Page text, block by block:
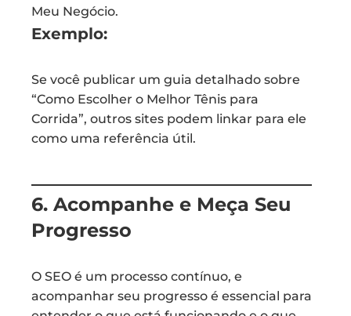
Meu Negócio.
Exemplo:
Se você publicar um guia detalhado sobre
“Como Escolher o Melhor Tênis para
Corrida”, outros sites podem linkar para ele
como uma referência útil.
6. Acompanhe e Meça Seu
Progresso
O SEO é um processo contínuo, e
acompanhar seu progresso é essencial para